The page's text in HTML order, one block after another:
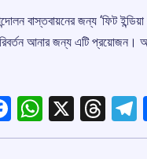
বাস্তবায়নের জন্য ‘ফিট
আনার জন্য এটি প্রয়োজন।
Facebook
X